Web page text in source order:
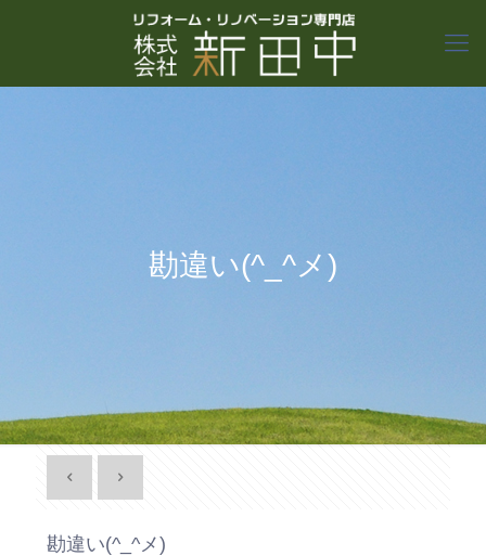
勘違い(^_^メ)
勘違い(^_^メ)